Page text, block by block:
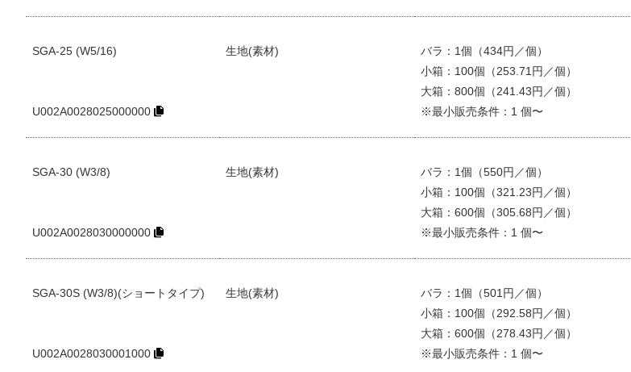
SGA-25 (W5/16)
U002A0028025000000
生地(素材)
バラ：1個（434円／個）
小箱：100個（253.71円／個）
大箱：800個（241.43円／個）
※最小販売条件：1 個〜
SGA-30 (W3/8)
U002A0028030000000
生地(素材)
バラ：1個（550円／個）
小箱：100個（321.23円／個）
大箱：600個（305.68円／個）
※最小販売条件：1 個〜
SGA-30S (W3/8)(ショートタイプ)
U002A0028030001000
生地(素材)
バラ：1個（501円／個）
小箱：100個（292.58円／個）
大箱：600個（278.43円／個）
※最小販売条件：1 個〜